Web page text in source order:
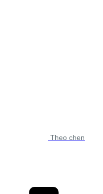
Theo chen